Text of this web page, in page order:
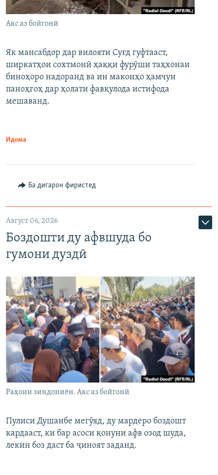
Акс аз бойгонӣ
Як мансабдор дар вилояти Суғд гуфтааст,
ширкатҳои сохтмонӣ ҳаққи фурӯши таҳхонаи
биноҳоро надоранд ва ин маконҳо ҳамчун
паноҳгоҳ дар ҳолати фавқулода истифода
мешаванд.
Идома
Ба дигарон фиристед
Август 06, 2026
Боздошти ду афвшуда бо
гумони дуздӣ
Раҳоии зиндониён. Акс аз бойгонӣ
Пулиси Душанбе мегӯяд, ду мардеро боздошт
кардааст, ки бар асоси қонуни афв озод шуда,
лекин боз даст ба ҷиноят заданд.